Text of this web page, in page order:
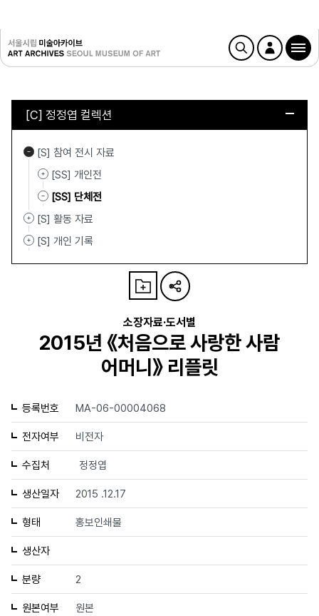
[C] 정정엽 컬렉션
[S] 참여 전시 자료
[SS] 개인전
[SS] 단체전
[S] 활동 자료
[S] 개인 기록
소장자료·도서별
2015년 《처음으로 사랑한 사람
어머니》 리플릿
등록번호 MA-06-00004068
전자여부 비전자
수집처 정정엽
생산일자 2015 .12.17
형태 홍보인쇄물
생산자
분량 2
원본여부 원본